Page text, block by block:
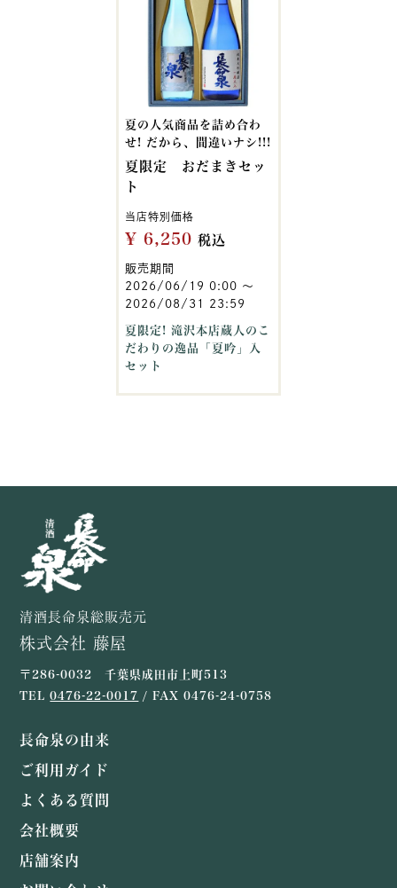
夏の人気商品を詰め合わ
せ! だから、間違いナシ!!!
夏限定 おだまきセッ
ト
当店特別価格
¥ 6,250 税込
販売期間
2026/06/19 0:00 〜
2026/08/31 23:59
夏限定! 滝沢本店蔵人のこ
だわりの逸品「夏吟」入
セット
清酒長命泉総販売元
株式会社 藤屋
〒286-0032 千葉県成田市上町513
TEL0476-22-0017 / FAX 0476-24-0758
長命泉の由来
ご利用ガイド
よくある質問
会社概要
店舗案内